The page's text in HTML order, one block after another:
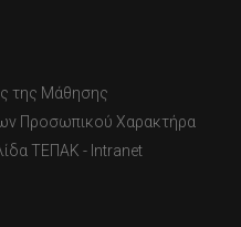
της Μάθησης
Προσωπικού Χαρακτήρα
ΤΕΠΑΚ - Intranet